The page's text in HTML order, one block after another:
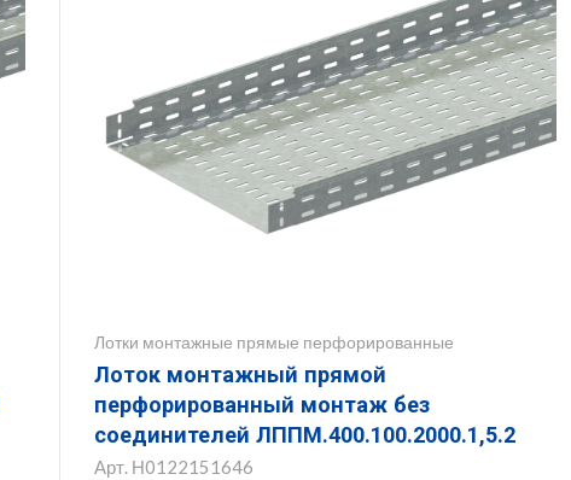
Лотки монтажные прямые перфорированные
Лоток монтажный прямой
перфорированный монтаж без
соединителей ЛППМ.400.100.2000.1,5.2
Арт. Н0122151646